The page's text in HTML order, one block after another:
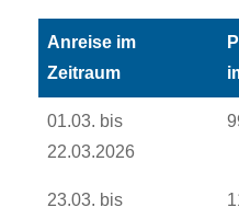
Anreise im
Zeitraum
01.03. bis
22.03.2026
23.03. bis